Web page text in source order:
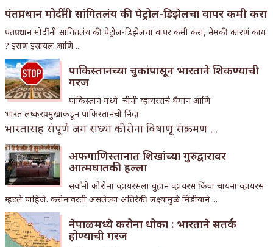
पंतप्रधान मोदींनी सांगितलंय की पेट्रोल-डिझेलचा वापर कमी करा
पंतप्रधान मोदींनी सांगितलंय की पेट्रोल-डिझेलचा वापर कमी करा, नेमकी कारणं काय
? इराण इस्रायल आणि ...
पाकिस्तानच्या चुकांपासून भारताने शिकण्याची
गरज
पाकिस्तान मध्ये चीनी व्हायरसचे थैमान आणि
भारत लष्करप्रमुखांकडून पाकिस्तानची निंदा
भारतासह संपूर्ण जग सध्या कोरोना विषाणू संक्रमण ...
अफगाणिस्तानात शिखांच्या गुरुद्वारावर
आत्मघातकी हल्ला
सर्वांनी कोरोना व्हायरसला वुहान व्हायरस किंवा चायना व्हायरस
म्हटले पाहिजे. करोनावरती असलेल्या अतिरेकी लक्ष्यामुळे मिडीयाने ...
नेपाळमध्ये करोना धोका : भारताने सतर्क
होण्याची गरज